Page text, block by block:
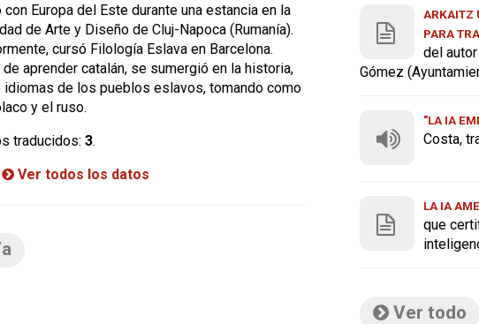
con Europa del Este durante una estancia en la
de Arte y Diseño de Cluj-Napoca (Rumanía).
cursó Filología Eslava en Barcelona.
aprender catalán, se sumergió en la historia,
idiomas de los pueblos eslavos, tomando como
y el ruso.
traducidos: 3.
Ver todos los datos
ARKAITZ
PARA
del
Gómez
"LA IA
Costa,
LA IA
que
Ver todo